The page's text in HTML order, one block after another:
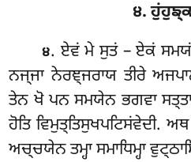
੪.
੪. ਏਵਂਮੇ ਸੁਤਂ – ਏਕਂ
ਨਜ੍ਜਾ ਨੇਰਞ੍ਜਰਾਯ ਤੀਰੇ
ਤੇਨ ਖੋ ਪਨ ਸਮਯੇਨ ਭਗਵਾ
ਹੋਤਿ ਵਿਮੁਤ੍ਤਿਸੁਖਪਟਿਸਂਵੇਦੀ.
ਅਚ੍ਚਯੇਨ ਤਮ੍ਹਾ ਸਮਾਧਿਮ੍ਹਾ